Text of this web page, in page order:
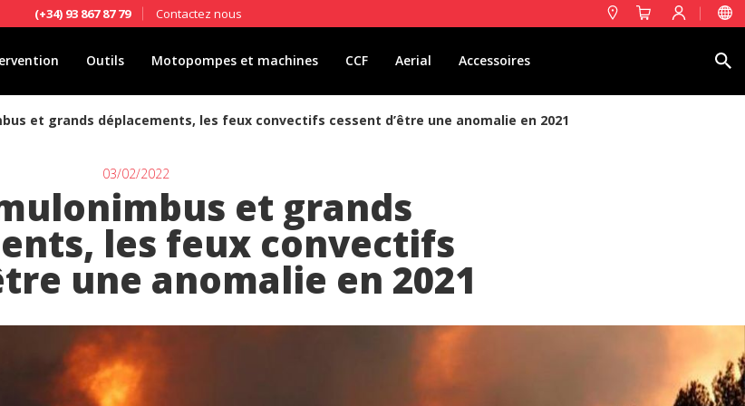
(+34) 93 867 87 79 Contactez nous
Outils Motopompes et machines CCF Aerial Accessoires
et grands déplacements, les feux convectifs cessent d’être une anomalie en 2021
03/02/2022
et grands
les feux convectifs
une anomalie en 2021